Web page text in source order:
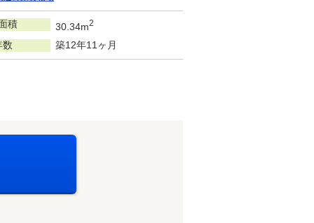
積 30.34m2
数 築12年11ヶ月